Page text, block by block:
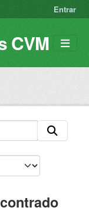
Entrar
CVM